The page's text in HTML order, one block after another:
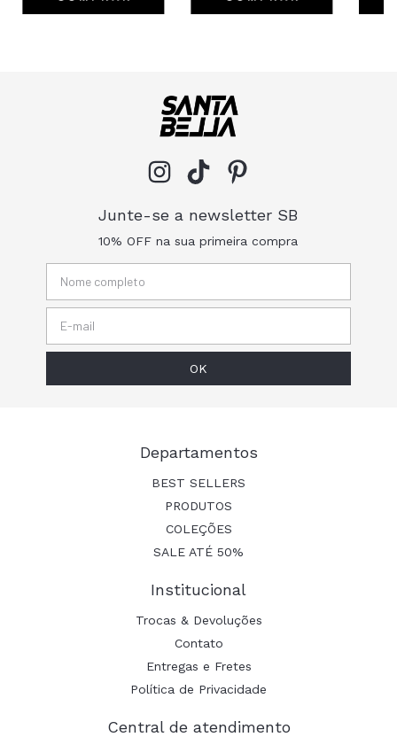
Junte-se a newsletter SB
10% OFF na sua primeira compra
Departamentos
BEST SELLERS
PRODUTOS
COLEÇÕES
SALE ATÉ 50%
Institucional
Trocas & Devoluções
Contato
Entregas e Fretes
Política de Privacidade
Central de atendimento